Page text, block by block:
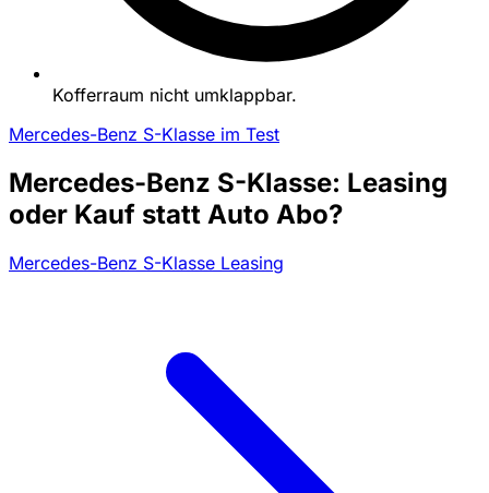
Kofferraum nicht umklappbar.
Mercedes-Benz S-Klasse im Test
Mercedes-Benz S-Klasse: Leasing
oder Kauf statt Auto Abo?
Mercedes-Benz S-Klasse Leasing